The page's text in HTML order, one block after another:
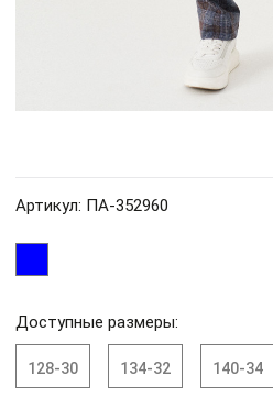
Артикул: ПА-352960
Доступные размеры:
128-30 134-32 140-34